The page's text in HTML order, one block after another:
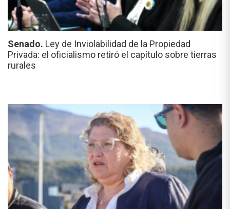
Senado. Ley de Inviolabilidad de la Propiedad
Privada: el oficialismo retiró el capítulo sobre tierras
rurales